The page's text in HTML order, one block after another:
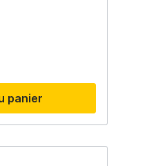
panier